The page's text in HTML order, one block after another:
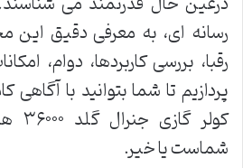
رسانه ای، به معرفی دقیق این
رقبا، بررسی کاربردها، دوام،
پردازیم تا شما بتوانید با
شماست یا خیر.